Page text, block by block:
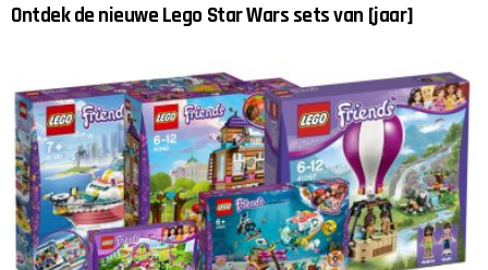
Ontdek de nieuwe Lego Star Wars sets van [jaar]